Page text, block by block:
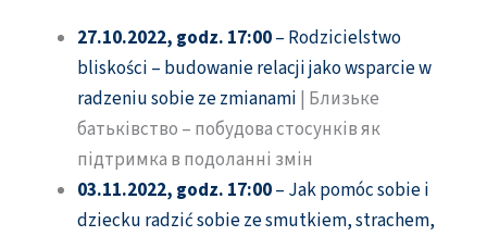
27.10.2022, godz. 17:00– Rodzicielstwo
bliskości – budowanie relacji jako wsparcie w
radzeniu sobie ze zmianami | Близьке
батьківство – побудова стосунків як
підтримка в подоланні змін
03.11.2022, godz. 17:00– Jak pomóc sobie i
dziecku radzić sobie ze smutkiem, strachem,